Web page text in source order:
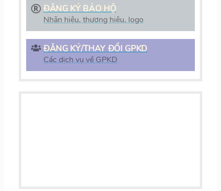
ĐĂNG KÝ BẢO HỘ
Nhãn hiệu, thương hiệu, logo
ĐĂNG KÝ/THAY ĐỔI GPKD
Các dịch vụ về GPKD